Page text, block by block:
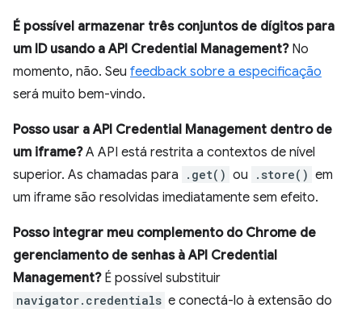
É possível armazenar três conjuntos de dígitos para
um ID usando a API Credential Management?No
momento, não. Seu feedback sobre a especificação
será muito bem-vindo.
Posso usar a API Credential Management dentro de
um iframe?A API está restrita a contextos de nível
superior. As chamadas para
.get() ou .store() em
um iframe são resolvidas imediatamente sem efeito.
Posso integrar meu complemento do Chrome de
gerenciamento de senhas à API Credential
Management?É possível substituir
navigator.credentials e conectá-lo à extensão do